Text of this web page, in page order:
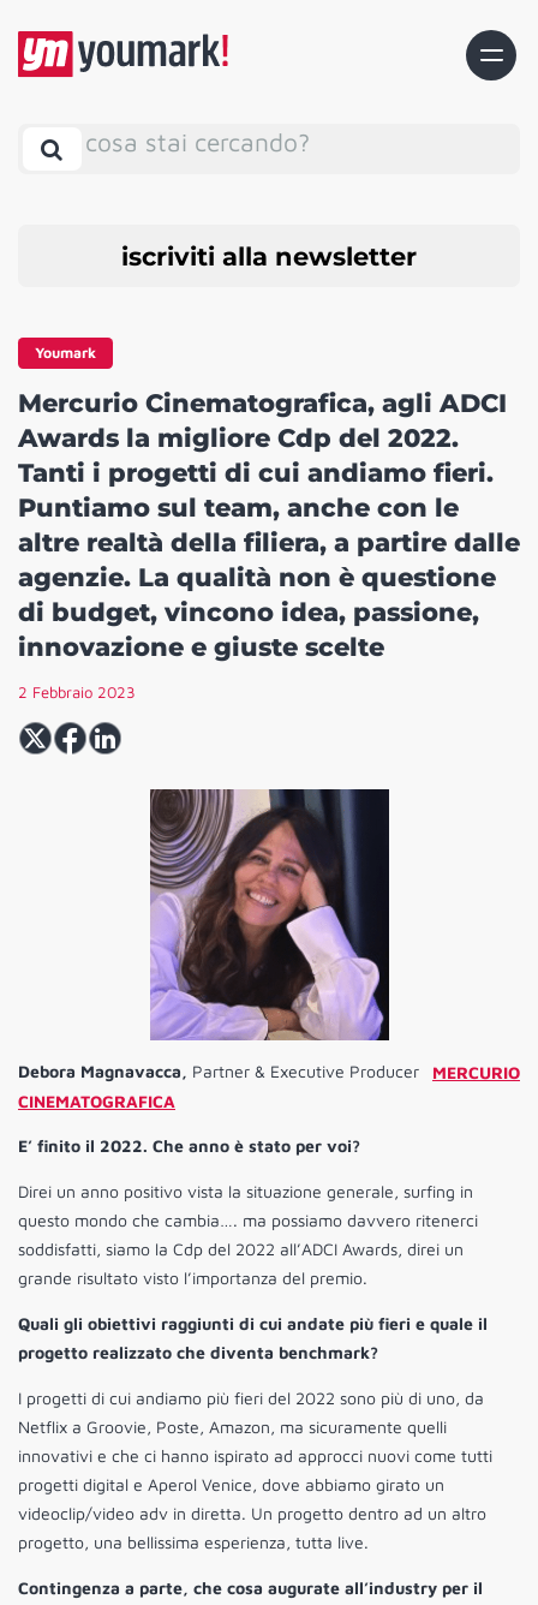
cosa stai cercando?
iscriviti alla newsletter
Youmark
Mercurio Cinematografica, agli ADCI
Awards la migliore Cdp del 2022.
Tanti i progetti di cui andiamo fieri.
Puntiamo sul team, anche con le
altre realtà della filiera, a partire dalle
agenzie. La qualità non è questione
di budget, vincono idea, passione,
innovazione e giuste scelte
2 Febbraio 2023
Debora Magnavacca, Partner & Executive Producer
MERCURIO
CINEMATOGRAFICA
E’ finito il 2022. Che anno è stato per voi?
Direi un anno positivo vista la situazione generale, surfing in
questo mondo che cambia…. ma possiamo davvero ritenerci
soddisfatti, siamo la Cdp del 2022 all’ADCI Awards, direi un
grande risultato visto l’importanza del premio.
Quali gli obiettivi raggiunti di cui andate più fieri e quale il
progetto realizzato che diventa benchmark?
I progetti di cui andiamo più fieri del 2022 sono più di uno, da
Netflix a Groovie, Poste, Amazon, ma sicuramente quelli
innovativi e che ci hanno ispirato ad approcci nuovi come tutti
progetti digital e Aperol Venice, dove abbiamo girato un
videoclip/video adv in diretta. Un progetto dentro ad un altro
progetto, una bellissima esperienza, tutta live.
Contingenza a parte, che cosa augurate all’industry per il